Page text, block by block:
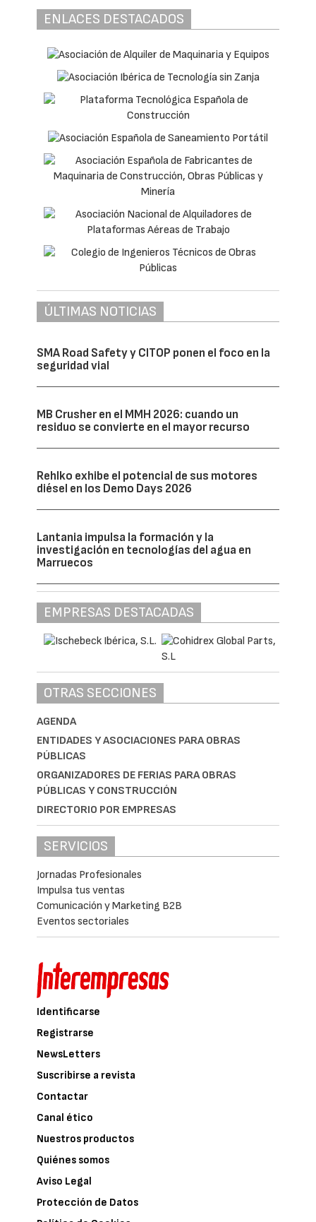
ENLACES DESTACADOS
ÚLTIMAS NOTICIAS
SMA Road Safety y CITOP ponen el foco en la
seguridad vial
MB Crusher en el MMH 2026: cuando un
residuo se convierte en el mayor recurso
Rehlko exhibe el potencial de sus motores
diésel en los Demo Days 2026
Lantania impulsa la formación y la
investigación en tecnologías del agua en
Marruecos
EMPRESAS DESTACADAS
OTRAS SECCIONES
AGENDA
ENTIDADES Y ASOCIACIONES PARA OBRAS
PÚBLICAS
ORGANIZADORES DE FERIAS PARA OBRAS
PÚBLICAS Y CONSTRUCCIÓN
DIRECTORIO POR EMPRESAS
SERVICIOS
Jornadas Profesionales
Impulsa tus ventas
Comunicación y Marketing B2B
Eventos sectoriales
Identificarse
Registrarse
NewsLetters
Suscribirse a revista
Contactar
Canal ético
Nuestros productos
Quiénes somos
Aviso Legal
Protección de Datos